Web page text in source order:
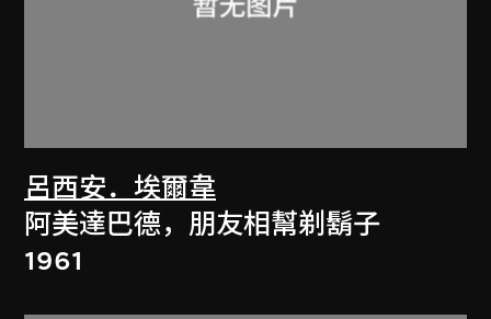
呂西安．埃爾韋
阿美達巴德，朋友相幫剃鬍子
1961